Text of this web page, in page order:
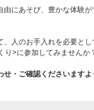
にあそび、豊かな体験
人のお手入れを必要とし
り>に参加してみませんか
・ご確認くださいますよ